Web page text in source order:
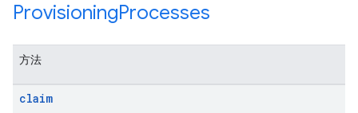
ProvisioningProcesses
方法
claim